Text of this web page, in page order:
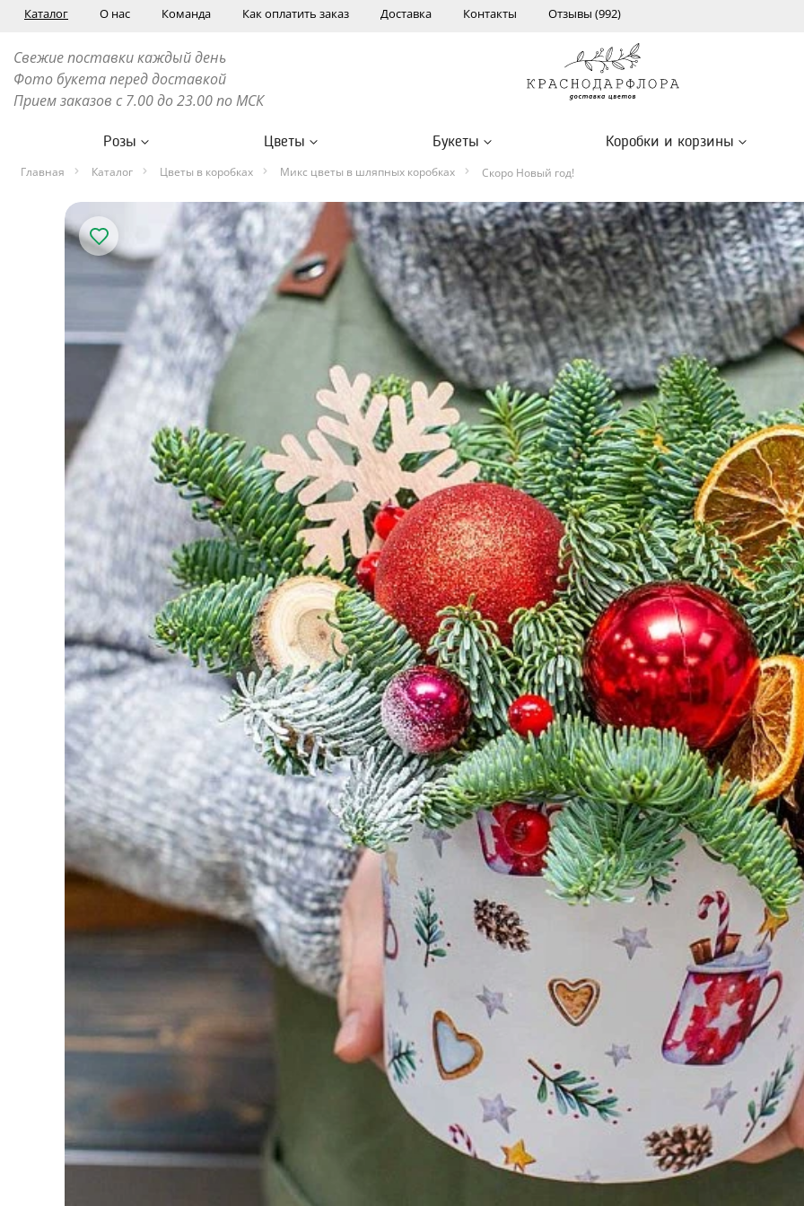
Каталог О нас Команда Как оплатить заказ Доставка Контакты Отзывы (992)
Свежие поставки каждый день
Фото букета перед доставкой
Прием заказов с 7.00 до 23.00 по МСК
Розы Цветы Букеты Коробки и корзины
Главная Каталог Цветы в коробках Микс цветы в шляпных коробках Скоро Новый год!